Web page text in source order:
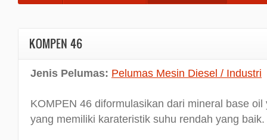
Jenis Pelumas: Pelumas Mesin Diesel / Industri
KOMPEN 46 diformulasikan dari mineral base
yang memiliki karateristik suhu rendah yang baik.